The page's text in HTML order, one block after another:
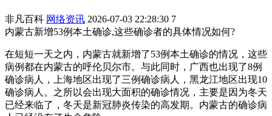
非凡百科 网络资讯 2026-07-03 22:28:30 7
内蒙古新增53例本土确诊,这些确诊者的具体情况如何?
在短短一天之内，内蒙古就新增了53例本土确诊的情况，这些
病例都在内蒙古的呼伦贝尔市。与此同时，广西也出现了8例
确诊病人，上海地区出现了三例确诊病人，黑龙江地区出现10
确诊病人。之所以会出现大面积的确诊情况，主要是因为冬天
已经来临了，冬天是新冠肺炎传染的高发期。内蒙古的确诊病